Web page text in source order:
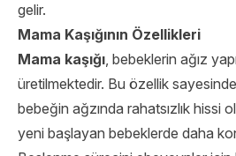
gelir.
Mama Kaşığının Özellikleri
Mama kaşığı, bebeklerin ağız
üretilmektedir. Bu özellik sayesinde
bebeğin ağzında rahatsızlık hissi
yeni başlayan bebeklerde daha